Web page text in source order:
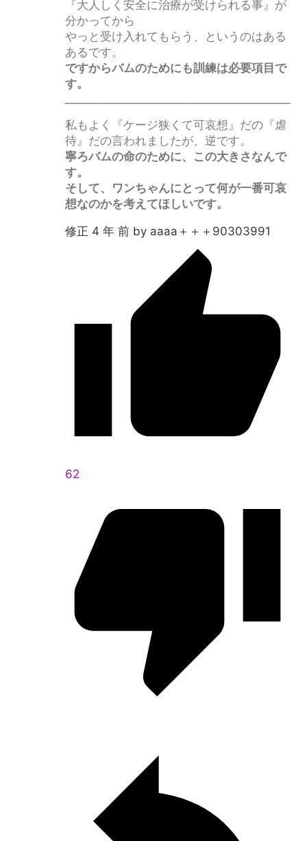
『大人しく安全に治療が受けられる事』が
分かってから
やっと受け入れてもらう、というのはある
あるです。
ですからバムのためにも訓練は必要項目で
す。
私もよく『ケージ狭くて可哀想』だの『虐
待』だの言われましたが、逆です。
寧ろバムの命のために、この大きさなんで
す。
そして、ワンちゃんにとって何が一番可哀
想なのかを考えてほしいです。
修正 4 年 前 by aaaa＋＋＋90303991
62